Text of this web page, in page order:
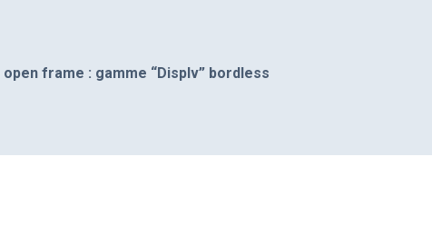
frame : gamme “Displv” bordless